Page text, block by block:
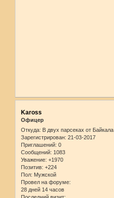
Kaross
Офицер
Откуда: В двух парсеках от Байкала
Зарегистрирован: 21-03-2017
Приглашений: 0
Сообщений: 1083
Уважение: +1970
Позитив: +224
Пол: Мужской
Провел на форуме:
28 дней 14 часов